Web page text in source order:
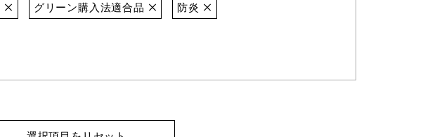
グリーン購入法適合品 防炎